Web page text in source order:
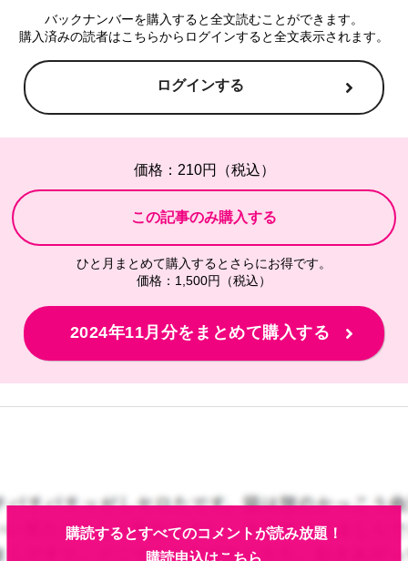
バックナンバーを購入すると全文読むことができます。
購入済みの読者はこちらからログインすると全文表示されます。
ログインする
価格：210円（税込）
ひと月まとめて購入するとさらにお得です。
価格：1,500円（税込）
2024年11月分をまとめて購入する
購読するとすべてのコメントが読み放題！
購読申込はこちら